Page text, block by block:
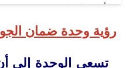
الأدلة والمواثيق
الأقسام العلمية
مواقع تهمك
رؤية وحدة ضمان
تسعى الوحدة إلى